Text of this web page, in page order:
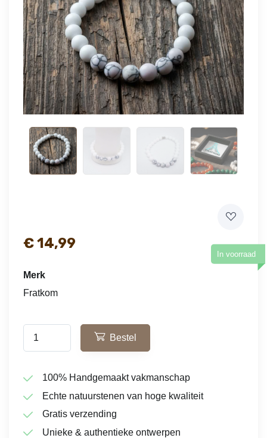
€14,99
In voorraad
Merk
Fratkom
Bestel
100% Handgemaakt vakmanschap
Echte natuurstenen van hoge kwaliteit
Gratis verzending
Unieke & authentieke ontwerpen